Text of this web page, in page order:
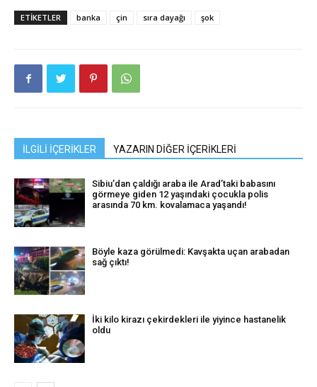
ETIKETLER banka çin sıra dayağı şok
İLGİLİ İÇERİKLER YAZARIN DİĞER İÇERİKLERİ
Sibiu’dan çaldığı araba ile Arad’taki babasını
görmeye giden 12 yaşındaki çocukla polis
arasında 70 km. kovalamaca yaşandı!
Böyle kaza görülmedi: Kavşakta uçan arabadan
sağ çıktı!
İki kilo kirazı çekirdekleri ile yiyince hastanelik
oldu